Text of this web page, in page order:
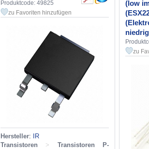
Produktcode: 49825
zu Favoriten hinzufügen
Hersteller:
IR
Transistoren
>
Transistoren P-
(low
zu